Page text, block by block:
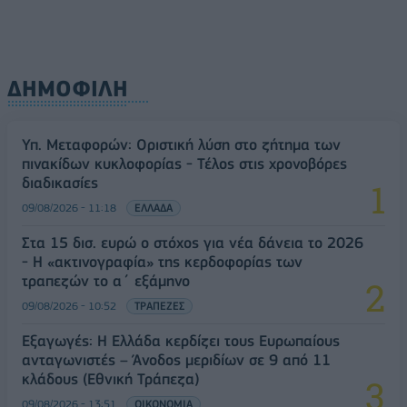
ΔΗΜΟΦΙΛΗ
Υπ. Μεταφορών: Οριστική λύση στο ζήτημα των
πινακίδων κυκλοφορίας - Τέλος στις χρονοβόρες
διαδικασίες
09/08/2026 - 11:18 ΕΛΛΑΔΑ
Στα 15 δισ. ευρώ ο στόχος για νέα δάνεια το 2026
- Η «ακτινογραφία» της κερδοφορίας των
τραπεζών το α΄ εξάμηνο
09/08/2026 - 10:52 ΤΡΑΠΕΖΕΣ
Εξαγωγές: Η Ελλάδα κερδίζει τους Ευρωπαίους
ανταγωνιστές – Άνοδος μεριδίων σε 9 από 11
κλάδους (Εθνική Τράπεζα)
09/08/2026 - 13:51 ΟΙΚΟΝΟΜΙΑ